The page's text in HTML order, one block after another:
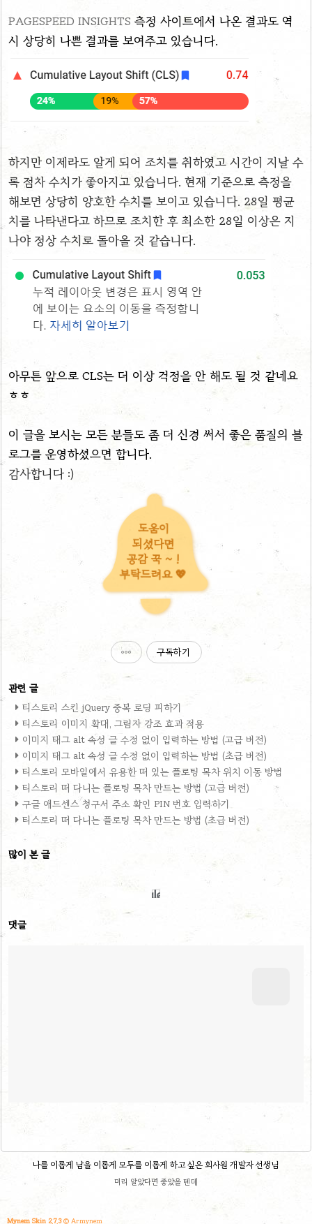
PAGESPEED INSIGHTS 측정 사이트에서 나온 결과도 역
시 상당히 나쁜 결과를 보여주고 있습니다.
하지만 이제라도 알게 되어 조치를 취하였고 시간이 지날 수
록 점차 수치가 좋아지고 있습니다. 현재 기준으로 측정을
해보면 상당히 양호한 수치를 보이고 있습니다. 28일 평균
치를 나타낸다고 하므로 조치한 후 최소한 28일 이상은 지
나야 정상 수치로 돌아올 것 같습니다.
아무튼 앞으로 CLS는 더 이상 걱정을 안 해도 될 것 같네요
ㅎㅎ
이 글을 보시는 모든 분들도 좀 더 신경 써서 좋은 품질의 블
로그를 운영하셨으면 합니다.
감사합니다 :)
도움이
되셨다면
공감 꾹 ~ !
부탁드려요 💖
구독하기
티스토리 스킨 jQuery 중복 로딩 피하기
티스토리 이미지 확대, 그림자 강조 효과 적용
이미지 태그 alt 속성 글 수정 없이 입력하는 방법 (고급 버전)
이미지 태그 alt 속성 글 수정 없이 입력하는 방법 (초급 버전)
티스토리 모바일에서 유용한 떠 있는 플로팅 목차 위치 이동 방법
티스토리 떠 다니는 플로팅 목차 만드는 방법 (고급 버전)
구글 애드센스 청구서 주소 확인 PIN 번호 입력하기
티스토리 떠 다니는 플로팅 목차 만드는 방법 (초급 버전)
많이 본 글
댓글
나를 이롭게 남을 이롭게 모두를 이롭게 하고 싶은 회사원 개발자 선생님
미리 알았다면 좋았을 텐데
Mynem Skin 2.7.3© Armynem